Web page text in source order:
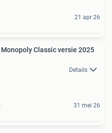
21 apr 26
Monopoly Classic versie 2025
Details
31 mei 26